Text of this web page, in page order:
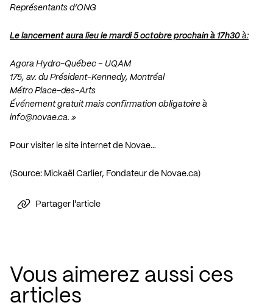
Représentants d’ONG
Le lancement aura lieu le mardi 5 octobre prochain à 17h30 à:
Agora Hydro-Québec – UQAM
175, av. du Président-Kennedy, Montréal
Métro Place-des-Arts
Événement gratuit mais confirmation obligatoire à
info@novae.ca. »
Pour visiter le site internet de Novae…
(Source: Mickaël Carlier, Fondateur de Novae.ca)
Partager l'article
Vous aimerez aussi ces
articles